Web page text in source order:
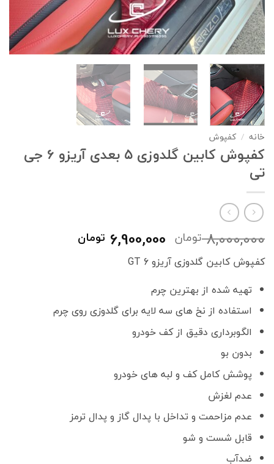
خانه / کفپوش
کفپوش کابین گلدوزی ۵ بعدی آریزو 6 جی
تی
8,000,000 تومان قیمت
اصلی
بود.
6,900,000 تومان
کفپوش کابین گلدوزی آریزو 6 GT
تهیه شده از بهترین چرم
استفاده از نخ های سه لایه برای گلدوزی روی چرم
الگوبرداری دقیق از کف خودرو
بدون بو
پوشش کامل کف و لبه های خودرو
عدم لغزش
عدم مزاحمت و تداخل با پدال گاز و پدال ترمز
قابل شست و شو
ضدآب